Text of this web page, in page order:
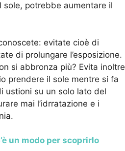
potrebbe aumentare il
evitate cioè di
di prolungare l’esposizione.
si abbronza più? Evita inoltre
prendere il sole mentre si fa
ustioni su un solo lato del
mai l’idrratazione e i
un modo per scoprirlo